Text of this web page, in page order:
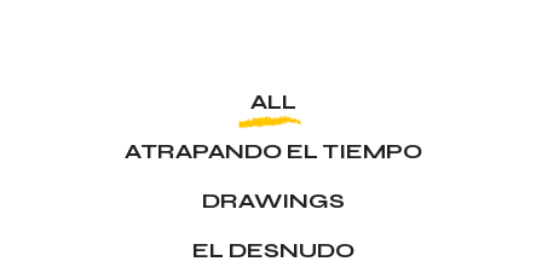
ALL
ATRAPANDO EL TIEMPO
DRAWINGS
EL DESNUDO